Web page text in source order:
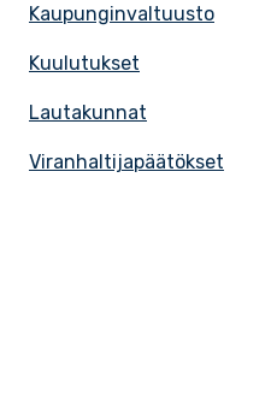
Kaupunginvaltuusto
Kuulutukset
Lautakunnat
Viranhaltijapäätökset